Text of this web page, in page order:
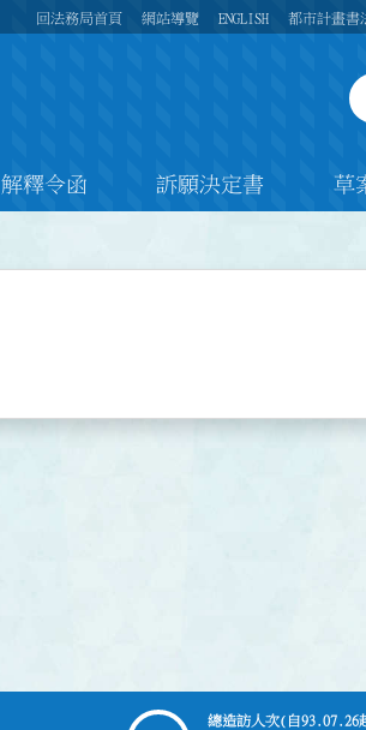
回法務局首頁 網站導覽 ENGLISH 都市計畫書
解釋令函 訴願決定書 草
總造訪人次(自93.07.26